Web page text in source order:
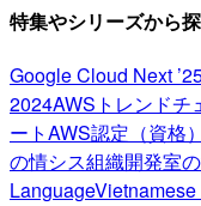
特集やシリーズから
Google Cloud Next
2024AWSトレンドチ
ートAWS認定（資格）
の情シス組織開発室
Language